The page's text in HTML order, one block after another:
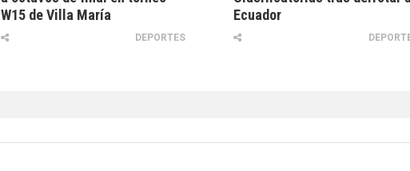
W15 de Villa María
DEPORTES
Ecuador